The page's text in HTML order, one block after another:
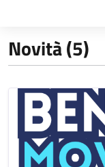
Novità (5)